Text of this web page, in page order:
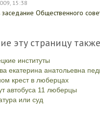
15:38
заседание Общественного
эту страницу
институты
екатерина анатольевна
крест в люберцах
автобуса 11 люберцы
или суд